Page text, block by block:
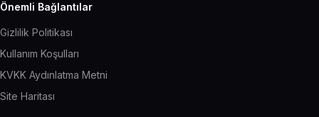
Önemli Bağlantılar
Gizlilik Politikası
Kullanım Koşulları
KVKK Aydınlatma Metni
Site Haritası